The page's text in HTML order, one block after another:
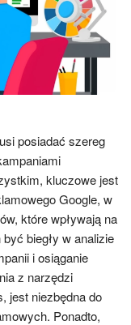
posiadać szereg
kluczowe jest
Google, w
które wpływają na
biegły w analizie
i osiąganie
z narzędzi
jest niezbędna do
Ponadto,